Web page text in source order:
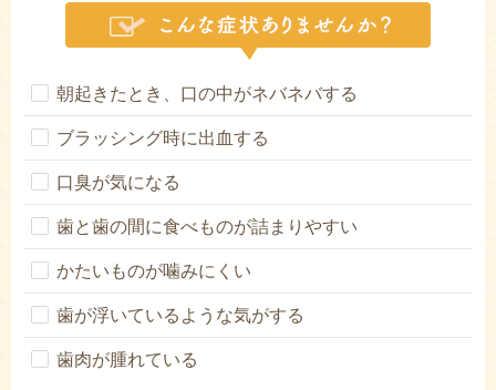
朝起きたとき、口の中がネバネバする
ブラッシング時に出血する
口臭が気になる
歯と歯の間に食べものが詰まりやすい
かたいものが噛みにくい
歯が浮いているような気がする
歯肉が腫れている